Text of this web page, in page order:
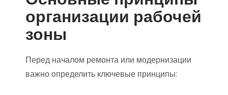
организации рабочей
зоны
Перед началом ремонта или модернизации
важно определить ключевые принципы: